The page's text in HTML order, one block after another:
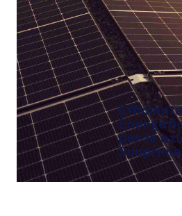
per le
Sunprime